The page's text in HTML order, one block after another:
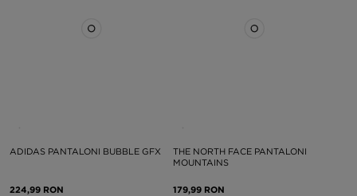
ADIDAS PANTALONI BUBBLE GFX
224,99 RON
THE NORTH FACE PANTALONI
MOUNTAINS
179,99 RON